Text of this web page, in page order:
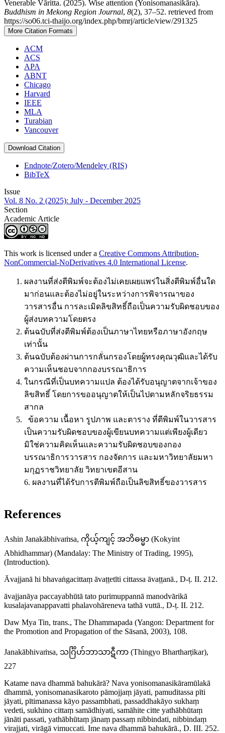
Venerable Vāritta. (2025). Wise attention (Yonisomanasikāra).
Buddhism in Mekong Region Journal, 8(2), 37–52. retrieved from
https://so06.tci-thaijo.org/index.php/bmrj/article/view/291325
More Citation Formats
ACM
ACS
APA
ABNT
Chicago
Harvard
IEEE
MLA
Turabian
Vancouver
Download Citation
Endnote/Zotero/Mendeley (RIS)
BibTeX
Issue
Vol. 8 No. 2 (2025): July - December 2025
Section
Academic Article
This work is licensed under a Creative Commons Attribution-
NonCommercial-NoDerivatives 4.0 International License.
ผลงานที่ส่งตีพิมพ์จะต้องไม่เคยเผยแพร่ในสิ่งตีพิมพ์อื่นใด
มาก่อนและต้องไม่อยู่ในระหว่างการพิจารณาของ
วารสารอื่น การละเมิดลิขสิทธิ์ถือเป็นความรับผิดชอบของ
ผู้ส่งบทความโดยตรง
ต้นฉบับที่ส่งตีพิมพ์ต้องเป็นภาษาไทยหรือภาษาอังกฤษ
เท่านั้น
ต้นฉบับต้องผ่านการกลั่นกรองโดยผู้ทรงคุณวุฒิและได้รับ
ความเห็นชอบจากกองบรรณาธิการ
ในกรณีที่เป็นบทความแปล ต้องได้รับอนุญาตจากเจ้าของ
ลิขสิทธิ์ โดยการขออนุญาตให้เป็นไปตามหลักจริยธรรม
สากล
ข้อความ เนื้อหา รูปภาพ และตาราง ที่ตีพิมพ์ในวารสาร
เป็นความรับผิดชอบของผู้เขียนบทความแต่เพียงผู้เดียว
มิใช่ความคิดเห็นและความรับผิดชอบของกอง
บรรณาธิการวารสาร กองจัดการ และมหาวิทยาลัยมหา
มกุฏราชวิทยาลัย วิทยาเขตอีสาน
6. ผลงานที่ได้รับการตีพิมพ์ถือเป็นลิขสิทธิ์ของวารสาร
References
Ashin Janakābhivaṁsa, ကိုယ့်ကျင့် အဘိဓမ္မာ (Kokyint
Abhidhammar) (Mandalay: The Ministry of Trading, 1995),
(Introduction).
Āvajjanā hi bhavaṅgacittaṃ āvaṭṭetīti cittassa āvaṭṭanā., D-ṭ. II. 212.
āvajjanāya paccayabhūtā tato purimuppannā manodvārikā
kusalajavanappavatti phalavohāreneva tathā vuttā., D-ṭ. II. 212.
Daw Mya Tin, trans., The Dhammapada (Yangon: Department for
the Promotion and Propagation of the Sāsanā, 2003), 108.
Janakābhivaṁsa, သင်္ဂြိဟ်ဘာသာဋီကာ (Thingyo Bhartharṭikar),
227
Katame nava dhammā bahukārā? Nava yonisomanasikāramūlakā
dhammā, yonisomanasikaroto pāmojjaṃ jāyati, pamuditassa pīti
jāyati, pītimanassa kāyo passambhati, passaddhakāyo sukhaṃ
vedeti, sukhino cittaṃ samādhiyati, samāhite citte yathābhūtaṃ
jānāti passati, yathābhūtaṃ jānaṃ passaṃ nibbindati, nibbindaṃ
virajjati, virāgā vimuccati. Ime nava dhammā bahukārā., D. III. 252.